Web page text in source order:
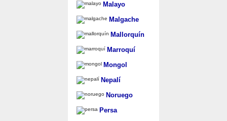
Malayo
Malgache
Mallorquín
Marroquí
Mongol
Nepalí
Noruego
Persa